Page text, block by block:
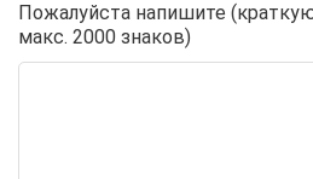
Пожалуйста напишите
макс. 2000 знаков)